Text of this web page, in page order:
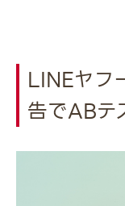
LINEヤフ
告でABテ